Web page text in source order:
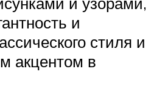
и
стиля и
акцентом в